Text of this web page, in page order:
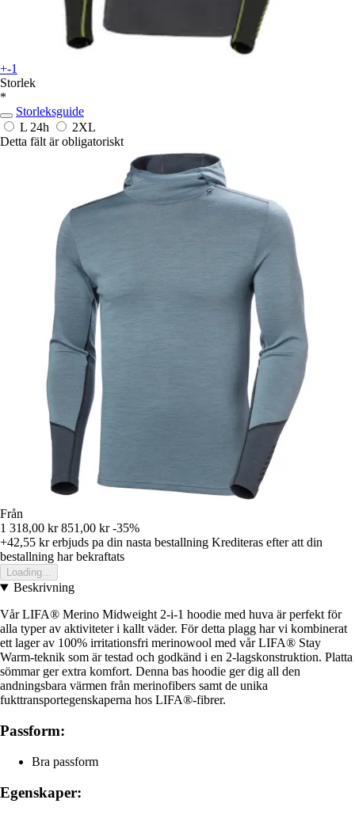
+-1
Storlek
*
Storleksguide
L 24h
2XL
Detta fält är obligatoriskt
Från
1 318,00 kr 851,00 kr -35%
+42,55 krerbjuds pa din nasta bestallning Krediteras efter att din
bestallning har bekraftats
Loading...
Beskrivning
Vår LIFA® Merino Midweight 2-i-1 hoodie med huva är perfekt för
alla typer av aktiviteter i kallt väder. För detta plagg har vi kombinerat
ett lager av 100% irritationsfri merinowool med vår LIFA® Stay
Warm-teknik som är testad och godkänd i en 2-lagskonstruktion. Platta
sömmar ger extra komfort. Denna bas hoodie ger dig all den
andningsbara värmen från merinofibers samt de unika
fukttransportegenskaperna hos LIFA®-fibrer.
Passform:
Bra passform
Egenskaper: